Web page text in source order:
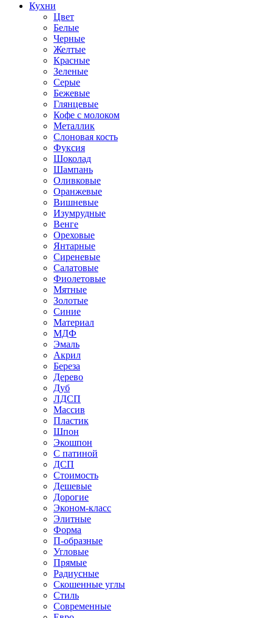
Кухни
Цвет
Белые
Черные
Желтые
Красные
Зеленые
Серые
Бежевые
Глянцевые
Кофе с молоком
Металлик
Слоновая кость
Фуксия
Шоколад
Шампань
Оливковые
Оранжевые
Вишневые
Изумрудные
Венге
Ореховые
Янтарные
Сиреневые
Салатовые
Фиолетовые
Мятные
Золотые
Синие
Материал
МДФ
Эмаль
Акрил
Береза
Дерево
Дуб
ЛДСП
Массив
Пластик
Шпон
Экошпон
С патиной
ДСП
Стоимость
Дешевые
Дорогие
Эконом-класс
Элитные
Форма
П-образные
Угловые
Прямые
Радиусные
Скошенные углы
Стиль
Современные